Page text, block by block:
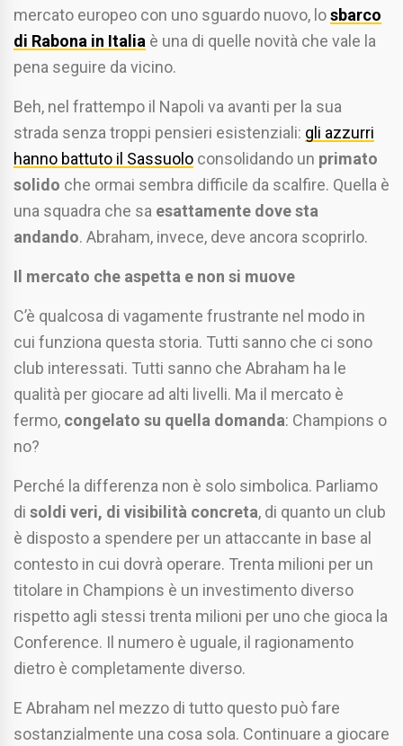
mercato europeo con uno sguardo nuovo, losbarco
di Rabona in Italia è una di quelle novità che vale la
pena seguire da vicino.
Beh, nel frattempo il Napoli va avanti per la sua
strada senza troppi pensieri esistenziali: gli azzurri
hanno battuto il Sassuolo consolidando un primato
solido che ormai sembra difficile da scalfire. Quella è
una squadra che sa esattamente dove sta
andando. Abraham, invece, deve ancora scoprirlo.
Il mercato che aspetta e non si muove
C’è qualcosa di vagamente frustrante nel modo in
cui funziona questa storia. Tutti sanno che ci sono
club interessati. Tutti sanno che Abraham ha le
qualità per giocare ad alti livelli. Ma il mercato è
fermo, congelato su quella domanda: Champions o
no?
Perché la differenza non è solo simbolica. Parliamo
di soldi veri, di visibilità concreta, di quanto un club
è disposto a spendere per un attaccante in base al
contesto in cui dovrà operare. Trenta milioni per un
titolare in Champions è un investimento diverso
rispetto agli stessi trenta milioni per uno che gioca la
Conference. Il numero è uguale, il ragionamento
dietro è completamente diverso.
E Abraham nel mezzo di tutto questo può fare
sostanzialmente una cosa sola. Continuare a giocare